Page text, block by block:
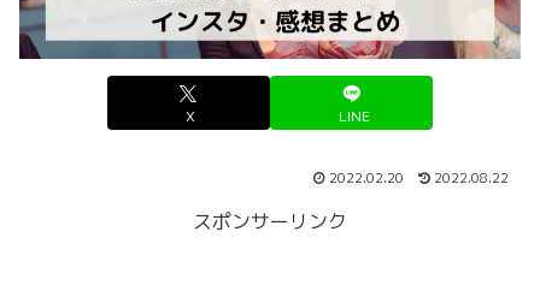
X LINE
2022.02.20 2022.08.22
スポンサーリンク